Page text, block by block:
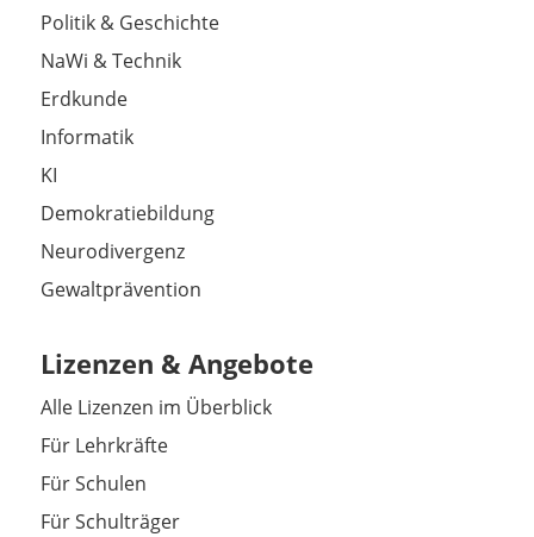
Politik & Geschichte
NaWi & Technik
Erdkunde
Informatik
KI
Demokratiebildung
Neurodivergenz
Gewaltprävention
Lizenzen & Angebote
Alle Lizenzen im Überblick
Für Lehrkräfte
Für Schulen
Für Schulträger